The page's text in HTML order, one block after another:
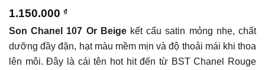
1.150.000 ₫
Son Chanel 107 Or Beige kết cấu satin mỏng nhẹ, chất
dưỡng đầy đặn, hạt màu mềm mịn và độ thoải mái khi thoa
lên môi. Đây là cái tên hot hit đến từ BST Chanel Rouge